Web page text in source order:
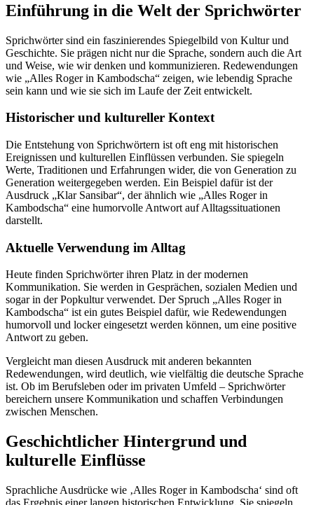
Einführung in die Welt der Sprichwörter
Sprichwörter sind ein faszinierendes Spiegelbild von Kultur und
Geschichte. Sie prägen nicht nur die Sprache, sondern auch die Art
und Weise, wie wir denken und kommunizieren. Redewendungen
wie „Alles Roger in Kambodscha“ zeigen, wie lebendig Sprache
sein kann und wie sie sich im Laufe der Zeit entwickelt.
Historischer und kultureller Kontext
Die Entstehung von Sprichwörtern ist oft eng mit historischen
Ereignissen und kulturellen Einflüssen verbunden. Sie spiegeln
Werte, Traditionen und Erfahrungen wider, die von Generation zu
Generation weitergegeben werden. Ein Beispiel dafür ist der
Ausdruck „Klar Sansibar“, der ähnlich wie „Alles Roger in
Kambodscha“ eine humorvolle Antwort auf Alltagssituationen
darstellt.
Aktuelle Verwendung im Alltag
Heute finden Sprichwörter ihren Platz in der modernen
Kommunikation. Sie werden in Gesprächen, sozialen Medien und
sogar in der Popkultur verwendet. Der Spruch „Alles Roger in
Kambodscha“ ist ein gutes Beispiel dafür, wie Redewendungen
humorvoll und locker eingesetzt werden können, um eine positive
Antwort zu geben.
Vergleicht man diesen Ausdruck mit anderen bekannten
Redewendungen, wird deutlich, wie vielfältig die deutsche Sprache
ist. Ob im Berufsleben oder im privaten Umfeld – Sprichwörter
bereichern unsere Kommunikation und schaffen Verbindungen
zwischen Menschen.
Geschichtlicher Hintergrund und
kulturelle Einflüsse
Sprachliche Ausdrücke wie ‚Alles Roger in Kambodscha‘ sind oft